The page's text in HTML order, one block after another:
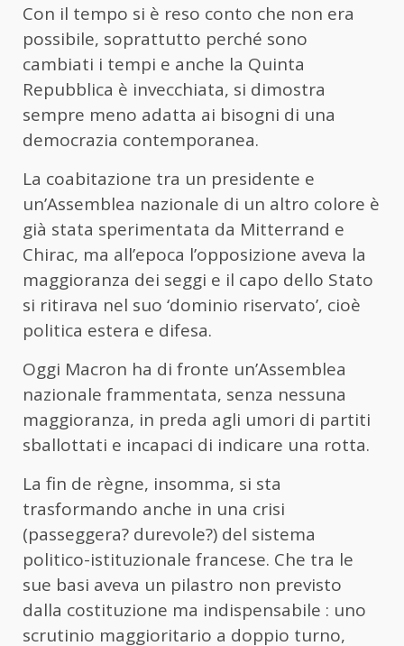
Con il tempo si è reso conto che non era
possibile, soprattutto perché sono
cambiati i tempi e anche la Quinta
Repubblica è invecchiata, si dimostra
sempre meno adatta ai bisogni di una
democrazia contemporanea.
La coabitazione tra un presidente e
un’Assemblea nazionale di un altro colore è
già stata sperimentata da Mitterrand e
Chirac, ma all’epoca l’opposizione aveva la
maggioranza dei seggi e il capo dello Stato
si ritirava nel suo ‘dominio riservato’, cioè
politica estera e difesa.
Oggi Macron ha di fronte un’Assemblea
nazionale frammentata, senza nessuna
maggioranza, in preda agli umori di partiti
sballottati e incapaci di indicare una rotta.
La fin de règne, insomma, si sta
trasformando anche in una crisi
(passeggera? durevole?) del sistema
politico-istituzionale francese. Che tra le
sue basi aveva un pilastro non previsto
dalla costituzione ma indispensabile : uno
scrutinio maggioritario a doppio turno,